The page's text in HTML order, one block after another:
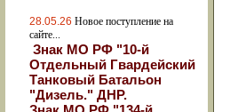
28.05.26 Новое поступление на
сайте...
Знак МО РФ "10-й
Отдельный Гвардейский
Танковый Батальон
"Дизель." ДНР.